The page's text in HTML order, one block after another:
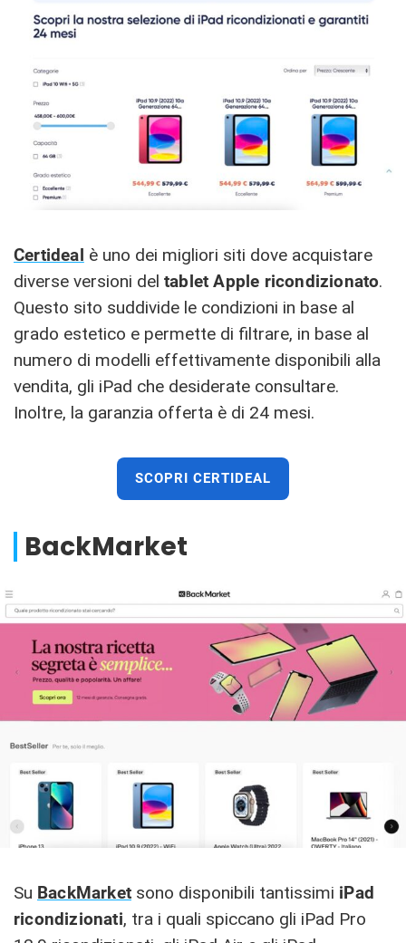
Certideal è uno dei migliori siti dove acquistare
diverse versioni del tablet Apple ricondizionato.
Questo sito suddivide le condizioni in base al
grado estetico e permette di filtrare, in base al
numero di modelli effettivamente disponibili alla
vendita, gli iPad che desiderate consultare.
Inoltre, la garanzia offerta è di 24 mesi.
SCOPRI CERTIDEAL
BackMarket
Su BackMarket sono disponibili tantissimi iPad
ricondizionati, tra i quali spiccano gli iPad Pro